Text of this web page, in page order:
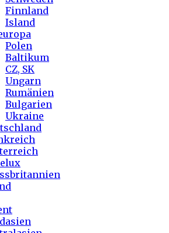
Finnland
Island
Polen
Baltikum
CZ, SK
Ungarn
Rumänien
Bulgarien
Ukraine